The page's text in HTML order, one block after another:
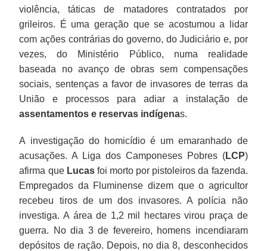
violência, táticas de matadores contratados por
grileiros. É uma geração que se acostumou a lidar
com ações contrárias do governo, do Judiciário e, por
vezes, do Ministério Público, numa realidade
baseada no avanço de obras sem compensações
sociais, sentenças a favor de invasores de terras da
União e processos para adiar a instalação de
assentamentos e reservas indígenas.
A investigação do homicídio é um emaranhado de
acusações. A Liga dos Camponeses Pobres (LCP)
afirma que Lucasfoi morto por pistoleiros da fazenda.
Empregados da Fluminense dizem que o agricultor
recebeu tiros de um dos invasores. A polícia não
investiga. A área de 1,2 mil hectares virou praça de
guerra. No dia 3 de fevereiro, homens incendiaram
depósitos de ração. Depois, no dia 8, desconhecidos